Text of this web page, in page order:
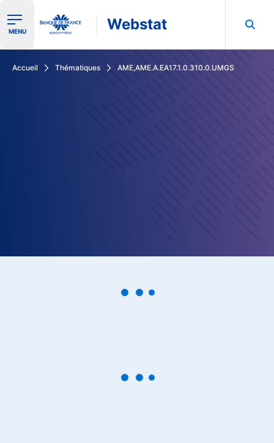
Ouvrir le menu de navigation
MENU Webstat
Accueil Thématiques AME,AME.A.EA17.1.0.310.0.UMGS